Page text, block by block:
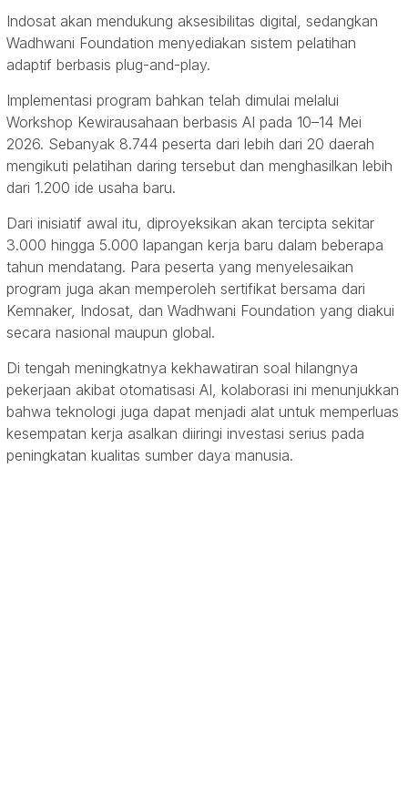
Indosat akan mendukung aksesibilitas digital, sedangkan
Wadhwani Foundation menyediakan sistem pelatihan
adaptif berbasis plug-and-play.
Implementasi program bahkan telah dimulai melalui
Workshop Kewirausahaan berbasis AI pada 10–14 Mei
2026. Sebanyak 8.744 peserta dari lebih dari 20 daerah
mengikuti pelatihan daring tersebut dan menghasilkan lebih
dari 1.200 ide usaha baru.
Dari inisiatif awal itu, diproyeksikan akan tercipta sekitar
3.000 hingga 5.000 lapangan kerja baru dalam beberapa
tahun mendatang. Para peserta yang menyelesaikan
program juga akan memperoleh sertifikat bersama dari
Kemnaker, Indosat, dan Wadhwani Foundation yang diakui
secara nasional maupun global.
Di tengah meningkatnya kekhawatiran soal hilangnya
pekerjaan akibat otomatisasi AI, kolaborasi ini menunjukkan
bahwa teknologi juga dapat menjadi alat untuk memperluas
kesempatan kerja asalkan diiringi investasi serius pada
peningkatan kualitas sumber daya manusia.